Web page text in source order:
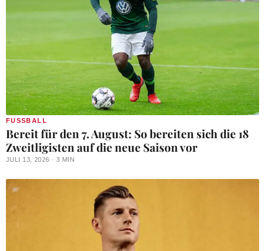
FUSSBALL
Bereit für den 7. August: So bereiten sich die 18
Zweitligisten auf die neue Saison vor
JULI 13, 2026 · 3 MIN